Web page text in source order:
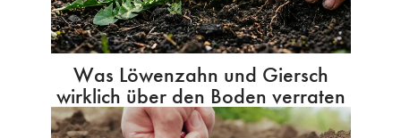
Was Löwenzahn und Giersch
wirklich über den Boden verraten